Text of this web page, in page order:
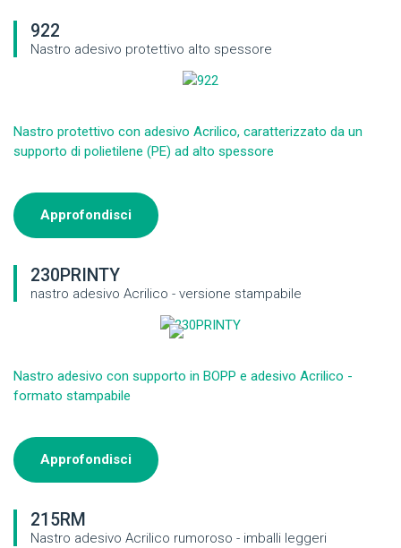
922
Nastro adesivo protettivo alto spessore
Nastro protettivo con adesivo Acrilico, caratterizzato da un
supporto di polietilene (PE) ad alto spessore
Approfondisci
230PRINTY
nastro adesivo Acrilico - versione stampabile
Nastro adesivo con supporto in BOPP e adesivo Acrilico -
formato stampabile
Approfondisci
215RM
Nastro adesivo Acrilico rumoroso - imballi leggeri